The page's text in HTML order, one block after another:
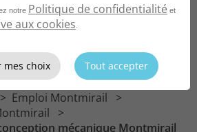
génie mécanique
mécanique
Emploi Montmirail
mécanique Montmirail
notre Politique de confidentialité et
aux cookies
mes choix Tout accepter